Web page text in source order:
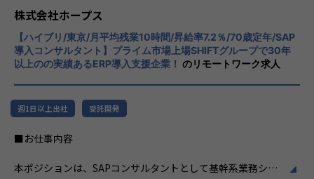
ると感じる（30代女性）。
・お客様から「想定より早く導入できた」「ほしかったシ
ステムがたくさんあり、使うことが楽しみだ」とお声をいた
だき、嬉しかった！（20代女性）
【事業責任者からのメッセージ】
世界基準でみたときに、世界ではポピュラーだけど日本で
はまだ浸透していないソリューションがたくさんあります。
もたくさんあります。
開発を積極的に推進しております。
など、ご志向性に応じたキャリアマップを用意しています。
現在、若手～ベテラン層まで幅広い人材が活躍しており、切
磋琢磨しながら成長できる環境です。
・Mさん（20代後半）
ウドサーバ運用、オンプレサーバ運用・更改、ジョブネット
DB呼び出し、データバックアップ、インシデント対応など
CloudやOracle ERP Cloudなどを活用し、企
業の業務プロセスを最適化し、経営管理の強
化を図っています1。
社風/文化
ホープスは、若手社員が活躍できる環境で、
社内の風通しが良く、活気に満ちた雰囲気が
特徴です。多様性を重視し、様々な国籍や背
株式会社ホープス
【ハイブリ/東京/月平均残業10時間/昇給率7.2％/70歳定年/SAP
導入コンサルタント】プライム市場上場SHIFTグループで30年
以上のの実績あるERP導入支援企業！ のリモートワーク求人
週1日以上出社 受託開発
■お仕事内容
本ポジションは、SAPコンサルタントとして基幹系業務シス